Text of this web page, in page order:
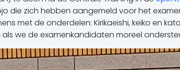
die zich hebben aangemeld voor het
met de onderdelen: Kirikaeishi, keiko en
we de examenkandidaten moreel